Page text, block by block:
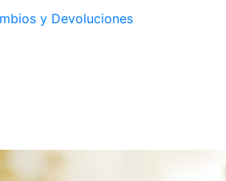
y Devoluciones